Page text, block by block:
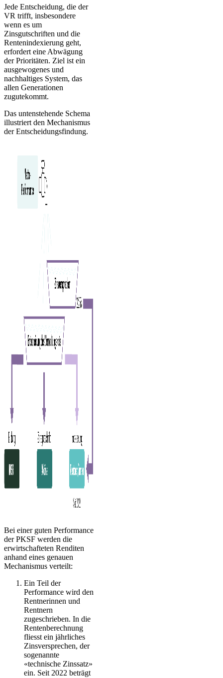
Jede Entscheidung, die der
VR trifft, insbesondere
wenn es um
Zinsgutschriften und die
Rentenindexierung geht,
erfordert eine Abwägung
der Prioritäten. Ziel ist ein
ausgewogenes und
nachhaltiges System, das
allen Generationen
zugutekommt.
Das untenstehende Schema
illustriert den Mechanismus
der Entscheidungsfindung.
Bei einer guten Performance
der PKSF werden die
erwirtschafteten Renditen
anhand eines genauen
Mechanismus verteilt:
Ein Teil der
Performance wird den
Rentnerinnen und
Rentnern
zugeschrieben. In die
Rentenberechnung
fliesst ein jährliches
Zinsversprechen, der
sogenannte
«technische Zinssatz»
ein. Seit 2022 beträgt